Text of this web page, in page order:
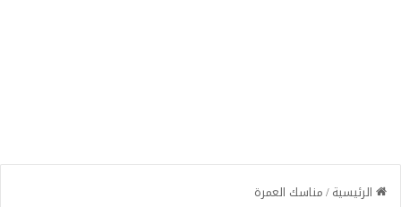
الرئيسية/مناسك العمرة